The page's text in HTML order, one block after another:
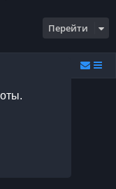
Перейти
© phpBB Limited
Styles